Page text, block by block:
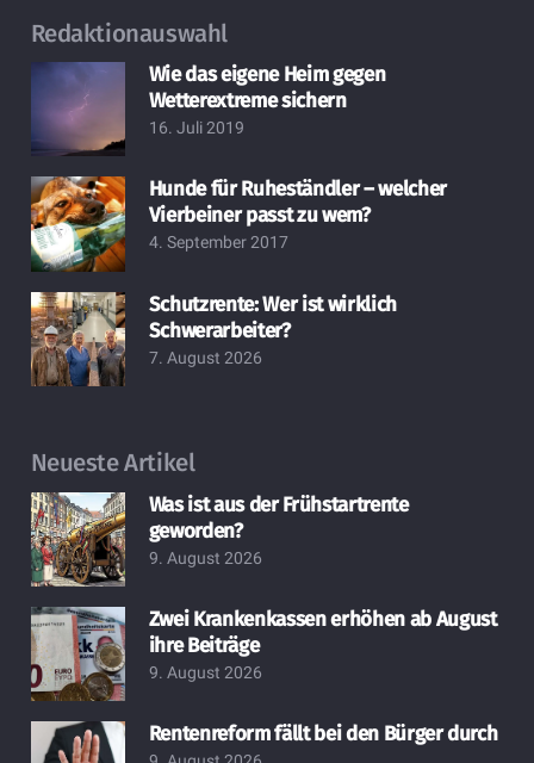
Redaktionauswahl
Wie das eigene Heim gegen
Wetterextreme sichern
16. Juli 2019
Hunde für Ruheständler – welcher
Vierbeiner passt zu wem?
4. September 2017
Schutzrente: Wer ist wirklich
Schwerarbeiter?
7. August 2026
Neueste Artikel
Was ist aus der Frühstartrente
geworden?
9. August 2026
Zwei Krankenkassen erhöhen ab August
ihre Beiträge
9. August 2026
Rentenreform fällt bei den Bürger durch